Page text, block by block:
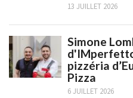
13 JUILLET 2026
Simone
pizzéria
Pizza
6 JUILLET 2026